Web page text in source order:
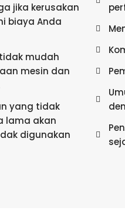
jika kerusakan
biaya Anda
mudah
mesin dan
yang tidak
lama akan
digunakan